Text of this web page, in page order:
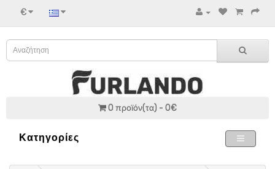
€
0 προϊόν(τα) - 0€
Κατηγορίες